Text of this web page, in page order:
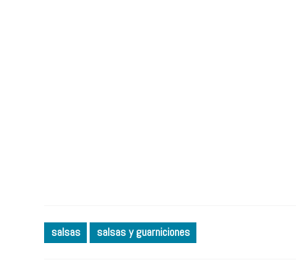
salsas salsas y guarniciones